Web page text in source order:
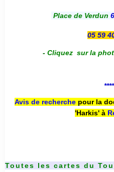
Place de Verdun
05 59
- Cliquez sur la
Avis de recherche pour la
'Harkis' à
Toutes les cartes du